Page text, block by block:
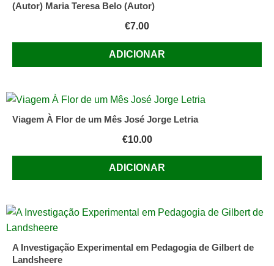
(Autor) Maria Teresa Belo (Autor)
€7.00
ADICIONAR
Viagem À Flor de um Mês José Jorge Letria
€10.00
ADICIONAR
A Investigação Experimental em Pedagogia de Gilbert de
Landsheere